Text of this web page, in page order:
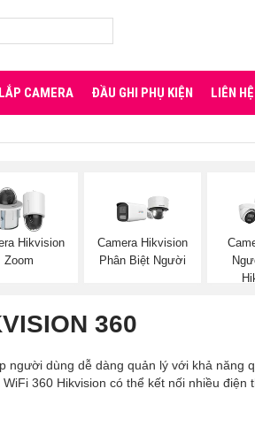
CAMERA ĐẦU GHI PHỤ KIỆN LIÊN HỆ
Hikvision
Zoom
Camera Hikvision
Phân Biệt Người
360
dùng dễ dàng quản lý với khả năng
360 Hikvision có thể kết nối nhiều điện